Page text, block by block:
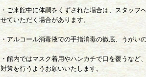
・ご来館中に体調をくずされた場合は、スタッ
せていただく場合があります。
・アルコール消毒液での手指消毒の徹底、うがい
・館内ではマスク着用やハンカチで口を覆うな
対策を行うようお願いいたします。